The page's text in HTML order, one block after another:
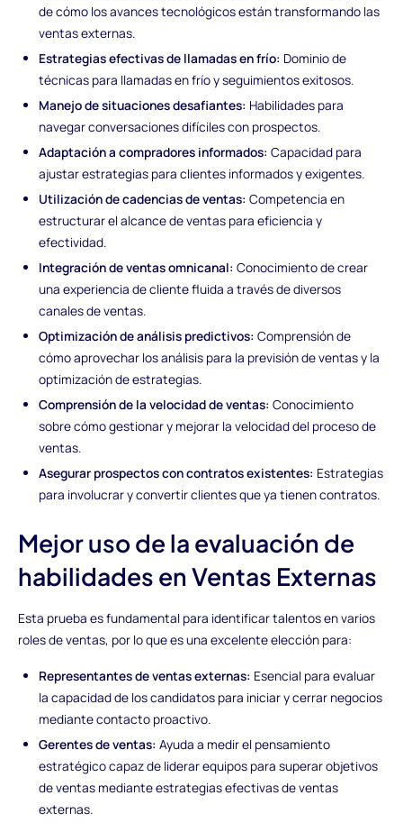
de cómo los avances tecnológicos están transformando las
ventas externas.
Estrategias efectivas de llamadas en frío: Dominio de
técnicas para llamadas en frío y seguimientos exitosos.
Manejo de situaciones desafiantes: Habilidades para
navegar conversaciones difíciles con prospectos.
Adaptación a compradores informados: Capacidad para
ajustar estrategias para clientes informados y exigentes.
Utilización de cadencias de ventas: Competencia en
estructurar el alcance de ventas para eficiencia y
efectividad.
Integración de ventas omnicanal: Conocimiento de crear
una experiencia de cliente fluida a través de diversos
canales de ventas.
Optimización de análisis predictivos: Comprensión de
cómo aprovechar los análisis para la previsión de ventas y la
optimización de estrategias.
Comprensión de la velocidad de ventas: Conocimiento
sobre cómo gestionar y mejorar la velocidad del proceso de
ventas.
Asegurar prospectos con contratos existentes: Estrategias
para involucrar y convertir clientes que ya tienen contratos.
Mejor uso de la evaluación de
habilidades en Ventas Externas
Esta prueba es fundamental para identificar talentos en varios
roles de ventas, por lo que es una excelente elección para:
Representantes de ventas externas: Esencial para evaluar
la capacidad de los candidatos para iniciar y cerrar negocios
mediante contacto proactivo.
Gerentes de ventas: Ayuda a medir el pensamiento
estratégico capaz de liderar equipos para superar objetivos
de ventas mediante estrategias efectivas de ventas
externas.